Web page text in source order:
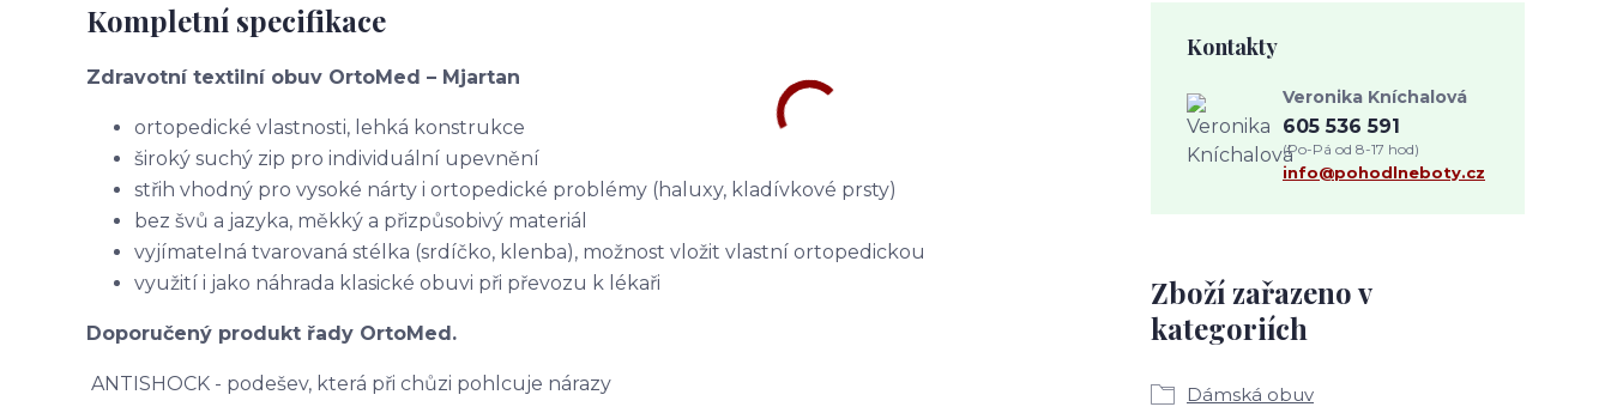
Kompletní specifikace
Zdravotní textilní obuv OrtoMed – Mjartan
ortopedické vlastnosti, lehká konstrukce
široký suchý zip pro individuální upevnění
střih vhodný pro vysoké nárty i ortopedické problémy (haluxy, kladívkové prsty)
bez švů a jazyka, měkký a přizpůsobivý materiál
vyjímatelná tvarovaná stélka (srdíčko, klenba), možnost vložit vlastní ortopedickou
využití i jako náhrada klasické obuvi při převozu k lékaři
Doporučený produkt řady OrtoMed.
ANTISHOCK - podešev, která při chůzi pohlcuje nárazy
Zboží zařazeno v
kategoriích
Dámská obuv
Kontakty
Veronika Kníchalová
605 536 591
(Po-Pá od 8-17 hod)
info@pohodlneboty.cz